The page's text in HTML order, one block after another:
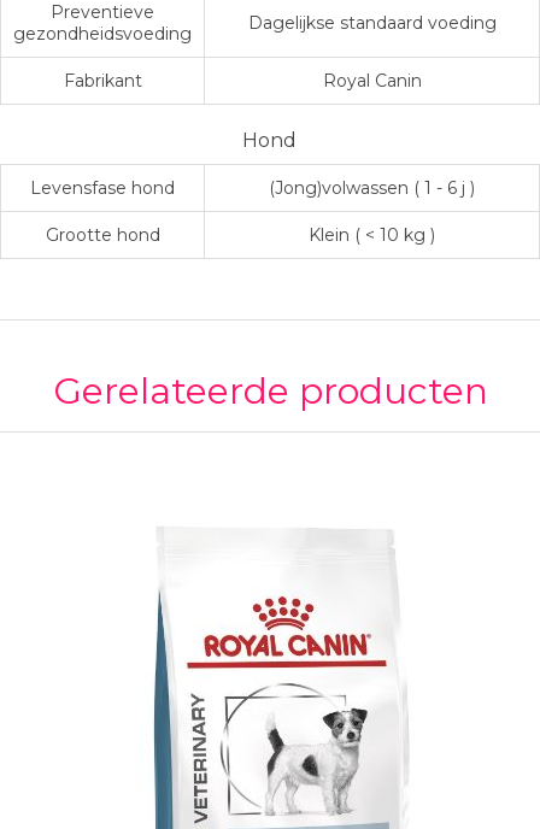
Preventieve
gezondheidsvoeding
Dagelijkse standaard voeding
Fabrikant Royal Canin
Hond
Levensfase hond (Jong)volwassen ( 1 - 6 j )
Grootte hond Klein ( < 10 kg )
Gerelateerde producten